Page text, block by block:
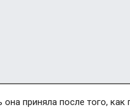
приняла после того,